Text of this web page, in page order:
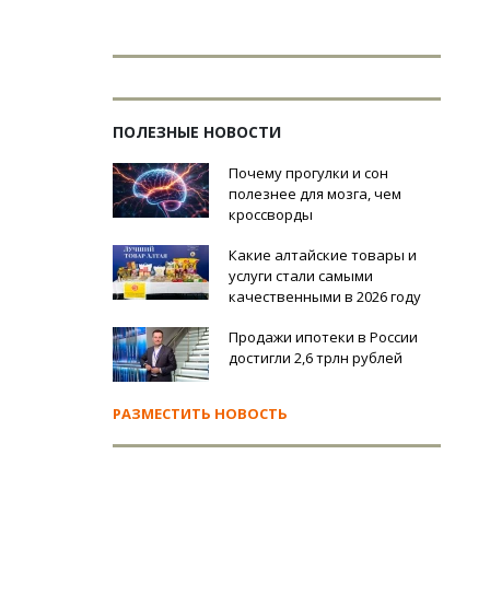
ПОЛЕЗНЫЕ НОВОСТИ
Почему прогулки и сон
полезнее для мозга, чем
кроссворды
Какие алтайские товары и
услуги стали самыми
качественными в 2026 году
Продажи ипотеки в России
достигли 2,6 трлн рублей
РАЗМЕСТИТЬ НОВОСТЬ